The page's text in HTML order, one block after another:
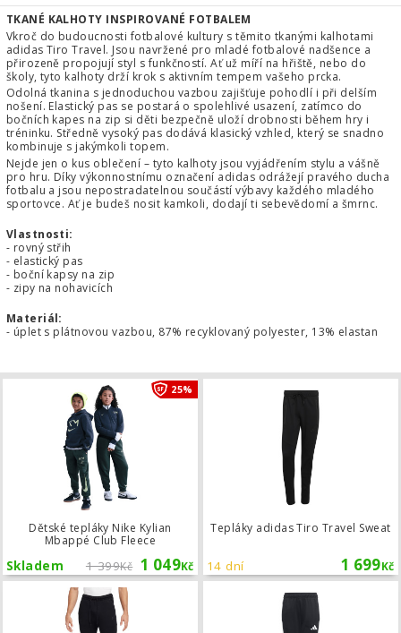
TKANÉ KALHOTY INSPIROVANÉ FOTBALEM
Vkroč do budoucnosti fotbalové kultury s těmito tkanými kalhotami
adidas Tiro Travel. Jsou navržené pro mladé fotbalové nadšence a
přirozeně propojují styl s funkčností. Ať už míří na hřiště, nebo do
školy, tyto kalhoty drží krok s aktivním tempem vašeho prcka.
Odolná tkanina s jednoduchou vazbou zajišťuje pohodlí i při delším
nošení. Elastický pas se postará o spolehlivé usazení, zatímco do
bočních kapes na zip si děti bezpečně uloží drobnosti během hry i
tréninku. Středně vysoký pas dodává klasický vzhled, který se snadno
kombinuje s jakýmkoli topem.
Nejde jen o kus oblečení – tyto kalhoty jsou vyjádřením stylu a vášně
pro hru. Díky výkonnostnímu označení adidas odrážejí pravého ducha
fotbalu a jsou nepostradatelnou součástí výbavy každého mladého
sportovce. Ať je budeš nosit kamkoli, dodají ti sebevědomí a šmrnc.
Vlastnosti:
- rovný střih
- elastický pas
- boční kapsy na zip
- zipy na nohavicích
Materiál:
- úplet s plátnovou vazbou, 87% recyklovaný polyester, 13% elastan
Dětské tepláky Nike Kylian
Mbappé Club Fleece
1 399Kč 1 049Kč
Skladem
25%
Tepláky adidas Tiro Travel Sweat
1 699Kč
14 dní